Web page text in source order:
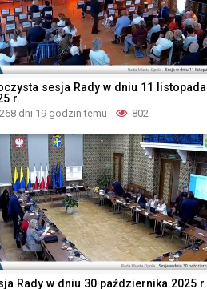
sesja Rady w dniu 11 listopada
r.
268 dni 19 godzin temu 802
Rady w dniu 30 października 2025 r.